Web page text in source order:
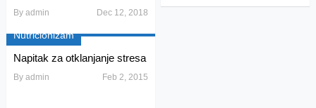
By admin Dec 12, 2018
Nutricionizam
Napitak za otklanjanje stresa
By admin Feb 2, 2015